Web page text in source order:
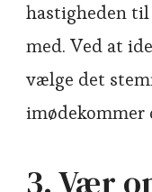
hastigheden til
med. Ved at
vælge det
imødekommer
3. Vær